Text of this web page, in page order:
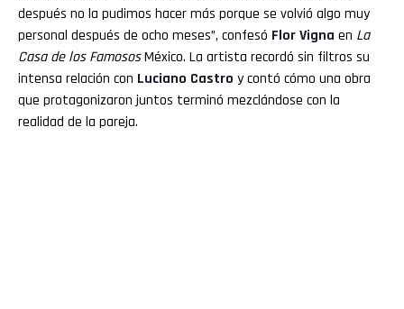
después no la pudimos hacer más porque se volvió algo muy
personal después de ocho meses”, confesó Flor Vigna en La
Casa de los FamososMéxico. La artista recordó sin filtros su
intensa relación con Luciano Castro y contó cómo una obra
que protagonizaron juntos terminó mezclándose con la
realidad de la pareja.